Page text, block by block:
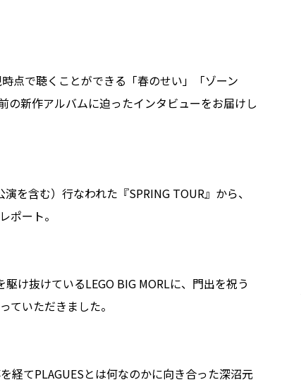
点で聴くことができる「春のせい」「ゾーン
新作アルバムに迫ったインタビューをお届けし
を含む）行なわれた『SPRING TOUR』から、
ポート。
け抜けているLEGO BIG MORLに、門出を祝う
ていただきました。
経てPLAGUESとは何なのかに向き合った深沼元